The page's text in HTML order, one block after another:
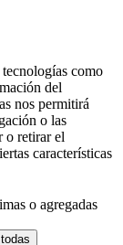
como
del
nos permitirá
o las
o retirar el
características
o agregadas